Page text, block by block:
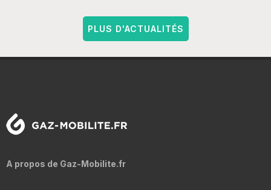
PLUS D'ACTUALITÉS
A propos de Gaz-Mobilite.fr